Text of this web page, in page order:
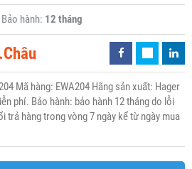
Bảo hành: 12 tháng
Mã hàng: EWA204 Hãng sản xuất: Hager
phí. Bảo hành: bảo hành 12 tháng do lỗi
trả hàng trong vòng 7 ngày kể từ ngày mua